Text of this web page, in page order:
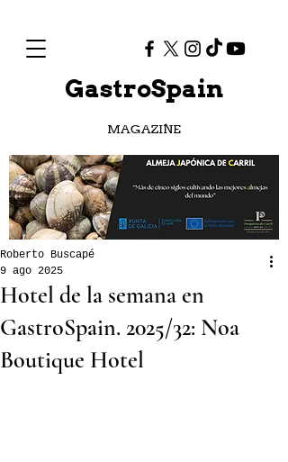
GastroSpain
MAGAZINE
Hotel de la semana en
GastroSpain. 2025/32: Noa
Boutique Hotel
Roberto Buscapé
9 ago 2025